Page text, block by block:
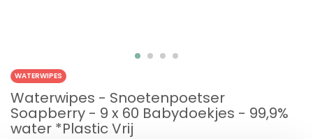
WATERWIPES
Waterwipes - Snoetenpoetser
Soapberry - 9 x 60 Babydoekjes - 99,9%
water *Plastic Vrij